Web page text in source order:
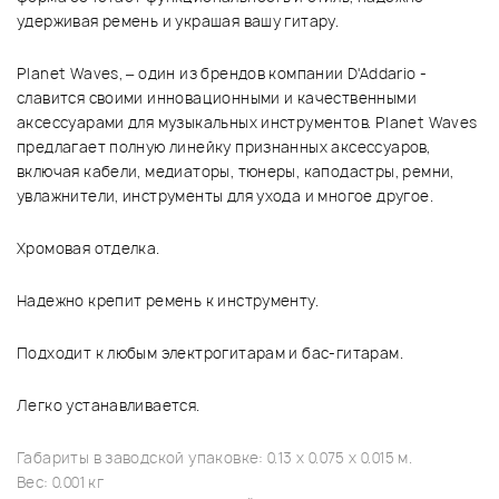
удерживая ремень и украшая вашу гитару.
Planet Waves, – один из брендов компании D'Addario -
славится своими инновационными и качественными
аксессуарами для музыкальных инструментов. Planet Waves
предлагает полную линейку признанных аксессуаров,
включая кабели, медиаторы, тюнеры, каподастры, ремни,
увлажнители, инструменты для ухода и многое другое.
Хромовая отделка.
Надежно крепит ремень к инструменту.
Подходит к любым электрогитарам и бас-гитарам.
Легко устанавливается.
Габариты в заводской упаковке: 0.13 x 0.075 x 0.015 м.
Вес: 0.001 кг